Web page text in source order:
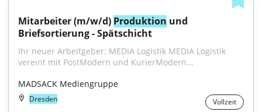
Mitarbeiter (m/w/d) Produktion und
Briefsortierung - Spätschicht
Ihr neuer Arbeitgeber: MEDIA Logistik MEDIA Logistik
vereint mit PostModern und KurierModern...
MADSACK Mediengruppe
Dresden Vollzeit